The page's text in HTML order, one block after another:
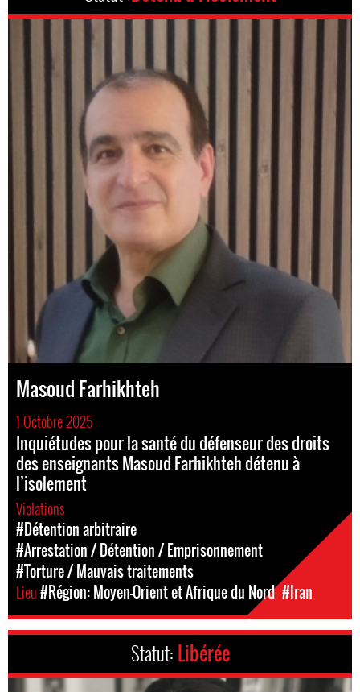
Masoud Farhikhteh
1 Octobre 2025
Inquiétudes pour la santé du défenseur des droits
des enseignants Masoud Farhikhteh détenu à
l’isolement
Violations
#Détention arbitraire
#Arrestation / Détention / Emprisonnement
#Torture / Mauvais traitements
Lieu#Région: Moyen-Orient et Afrique du Nord #Iran
Statut: Libérée